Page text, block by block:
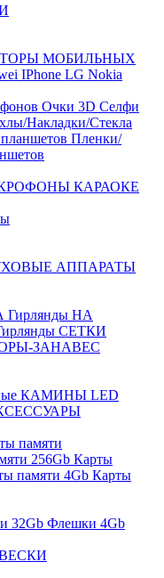
МОБИЛЬНЫХ
IPhone LG Nokia
Очки 3D Селфи
Накладки/Стекла
Пленки/
КАРАОКЕ
АППАРАТЫ
Гирлянды НА
СЕТКИ
ЗАНАВЕС
КАМИНЫ LED
памяти
256Gb Карты
памяти 4Gb Карты
32Gb Флешки 4Gb